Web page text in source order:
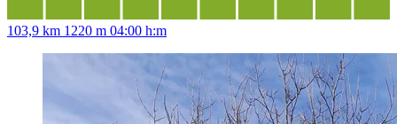
103,9 km 1220 m 04:00 h:m